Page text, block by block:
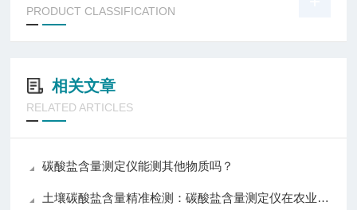
PRODUCT CLASSIFICATION
相关文章
RELATED ARTICLES
碳酸盐含量测定仪能测其他物质吗？
土壤碳酸盐含量精准检测：碳酸盐含量测定仪在农业与环境监测中的应用